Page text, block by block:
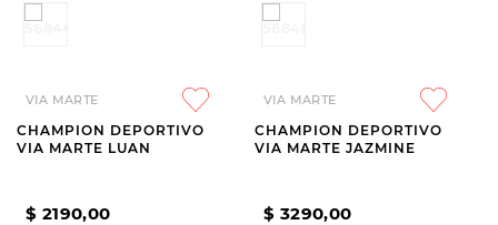
VIA MARTE
CHAMPION DEPORTIVO
VIA MARTE LUAN
$ 2190,00
VIA MARTE
CHAMPION DEPORTIVO
VIA MARTE JAZMINE
$ 3290,00